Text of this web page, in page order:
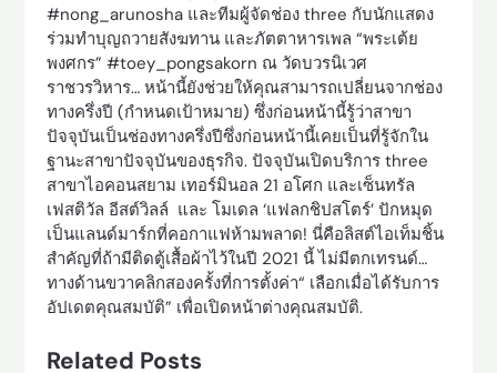
#nong_arunosha และทีมผู้จัดช่อง three กับนักแสดง
ร่วมทำบุญถวายสังฆทาน และภัตตาหารเพล “พระเต้ย
พงศกร” #toey_pongsakorn ณ วัดบวรนิเวศ
ราชวรวิหาร… หน้านี้ยังช่วยให้คุณสามารถเปลี่ยนจากช่อง
ทางครึ่งปี (กำหนดเป้าหมาย) ซึ่งก่อนหน้านี้รู้ว่าสาขา
ปัจจุบันเป็นช่องทางครึ่งปีซึ่งก่อนหน้านี้เคยเป็นที่รู้จักใน
ฐานะสาขาปัจจุบันของธุรกิจ. ปัจจุบันเปิดบริการ three
สาขาไอคอนสยาม เทอร์มินอล 21 อโศก และเซ็นทรัล
เฟสติวัล อีสต์วิลล์ และ โมเดล ‘แฟลกชิปสโตร์’ ปักหมุด
เป็นแลนด์มาร์กที่คอกาแฟห้ามพลาด! นี่คือลิสต์ไอเท็มชิ้น
สำคัญที่ถ้ามีติดตู้เสื้อผ้าไว้ในปี 2021 นี้ ไม่มีตกเทรนด์…
ทางด้านขวาคลิกสองครั้งที่การตั้งค่า“ เลือกเมื่อได้รับการ
อัปเดตคุณสมบัติ” เพื่อเปิดหน้าต่างคุณสมบัติ.
Related Posts